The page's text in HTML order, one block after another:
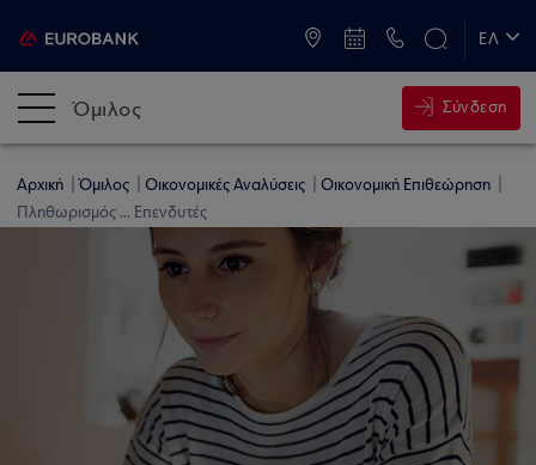
ΕΛ
Όμιλος Σύνδεση
Αρχική Όμιλος Οικονομικές Αναλύσεις
Οικονομική Επιθεώρηση
Πληθωρισμός ... Επενδυτές